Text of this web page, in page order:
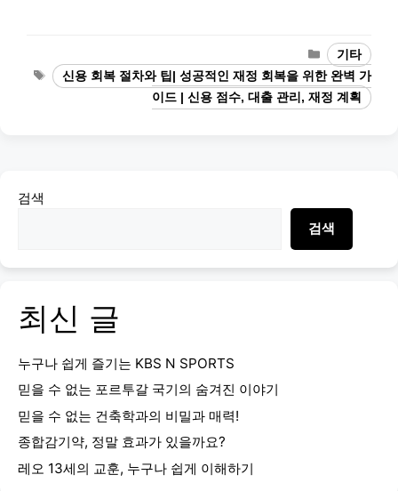
Categories
기타
Tags
신용 회복 절차와 팁| 성공적인 재정 회복을 위한 완벽 가
이드 | 신용 점수, 대출 관리, 재정 계획
검색
검색
최신 글
누구나 쉽게 즐기는 KBS N SPORTS
믿을 수 없는 포르투갈 국기의 숨겨진 이야기
믿을 수 없는 건축학과의 비밀과 매력!
종합감기약, 정말 효과가 있을까요?
레오 13세의 교훈, 누구나 쉽게 이해하기